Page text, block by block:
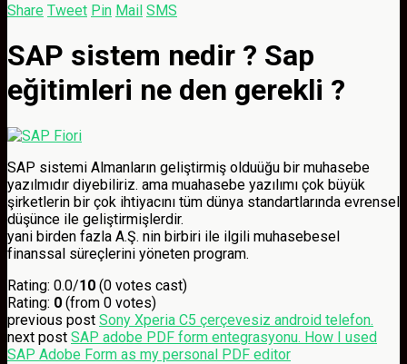
Share Tweet Pin Mail SMS
SAP sistem nedir ? Sap
eğitimleri ne den gerekli ?
SAP sistemi Almanların geliştirmiş olduüğu bir muhasebe
yazılmıdır diyebiliriz. ama muahasebe yazılımı çok büyük
şirketlerin bir çok ihtiyacını tüm dünya standartlarında evrensel
düşünce ile geliştirmişlerdir.
yani birden fazla A.Ş. nin birbiri ile ilgili muhasebesel
finanssal süreçlerini yöneten program.
Rating: 0.0/10 (0 votes cast)
Rating: 0 (from 0 votes)
previous post Sony Xperia C5 çerçevesiz android telefon.
next post SAP adobe PDF form entegrasyonu. How I used
SAP Adobe Form as my personal PDF editor